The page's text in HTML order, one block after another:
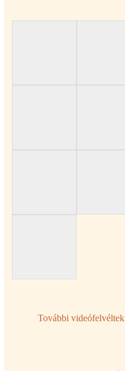
További videófelvéltek